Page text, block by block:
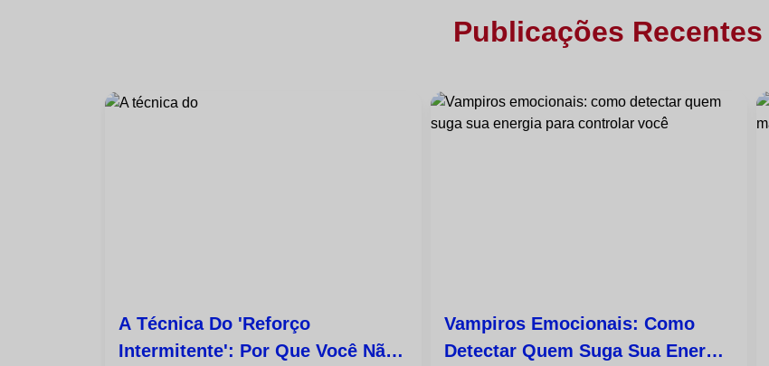
Publicações Recentes
A Técnica Do 'reforço
Intermitente': Por Que Você Não
Vampiros Emocionais: Como
Detectar Quem Suga Sua Energia